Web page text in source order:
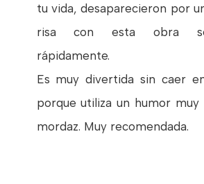
tu vida, desaparecieron por
risa con esta obra
rápidamente.
Es muy divertida sin caer
porque utiliza un humor
mordaz. Muy recomendada.